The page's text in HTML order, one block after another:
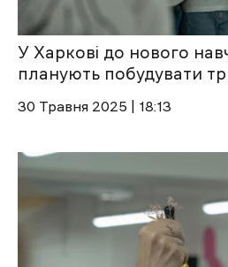
У Харкові до нового
планують побудувати
30 Травня 2025 | 18:13